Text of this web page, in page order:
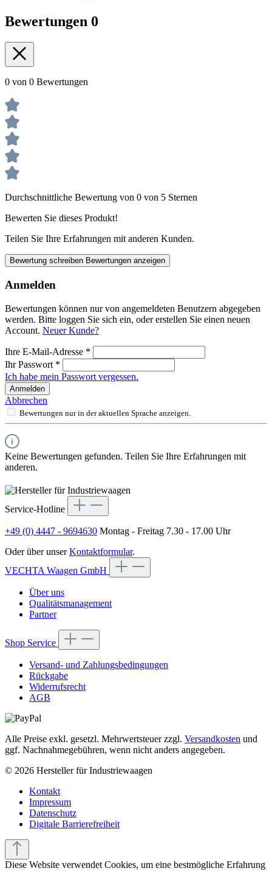
Bewertungen 0
0 von 0 Bewertungen
Durchschnittliche Bewertung von 0 von 5 Sternen
Bewerten Sie dieses Produkt!
Teilen Sie Ihre Erfahrungen mit anderen Kunden.
Bewertung schreiben Bewertungen anzeigen
Anmelden
Bewertungen können nur von angemeldeten Benutzern abgegeben
werden. Bitte loggen Sie sich ein, oder erstellen Sie einen neuen
Account. Neuer Kunde?
Ihre E-Mail-Adresse *
Ihr Passwort *
Ich habe mein Passwort vergessen.
Anmelden
Abbrechen
Bewertungen nur in der aktuellen Sprache anzeigen.
Keine Bewertungen gefunden. Teilen Sie Ihre Erfahrungen mit
anderen.
Service-Hotline
+49 (0) 4447 - 9694630 Montag - Freitag 7.30 - 17.00 Uhr
Oder über unserKontaktformular.
VECHTA Waagen GmbH
Über uns
Qualitätsmanagement
Partner
Shop Service
Versand- und Zahlungsbedingungen
Rückgabe
Widerrufsrecht
AGB
Alle Preise exkl. gesetzl. Mehrwertsteuer zzgl. Versandkosten und
ggf. Nachnahmegebühren, wenn nicht anders angegeben.
© 2026 Hersteller für Industriewaagen
Kontakt
Impressum
Datenschutz
Digitale Barrierefreiheit
Diese Website verwendet Cookies, um eine bestmögliche Erfahrung